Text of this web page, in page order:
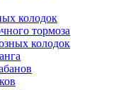
колодок
тормоза
колодок